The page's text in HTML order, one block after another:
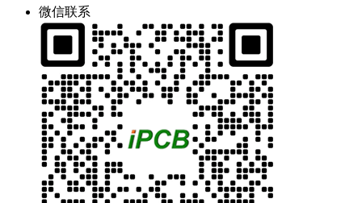
微信联系